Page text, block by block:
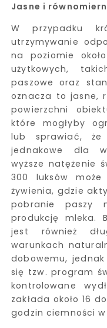
Jasne i
W przypadku
utrzymywanie
na poziomie
użytkowych,
paszowe oraz
oznacza to jasne,
powierzchni
które mogłyby
lub sprawiać,
jednakowe dla
wyższe natężenie
300 luksów
żywienia, gdzie
pobranie paszy
produkcję mleka.
jest również
warunkach
dobowemu,
się tzw. program
kontrolowane
zakłada około 16
godzin ciemności